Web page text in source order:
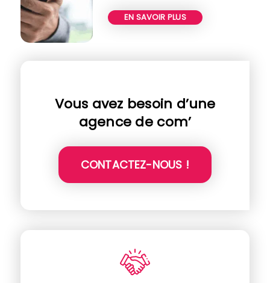
EN SAVOIR PLUS
Vous avez besoin d’une
agence de com’
CONTACTEZ-NOUS !